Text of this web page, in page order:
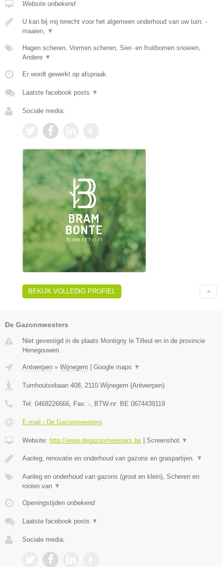
Website onbekend
U kan bij mij terecht voor het algemeen onderhoud van uw tuin: -
maaien, ▼
Hagen scheren, Vormen scheren, Sier- en fruitbomen snoeien,
Andere ▼
Er wordt gewerkt op afspraak.
Laatste facebook posts ▼
Sociale media:
BEKIJK VOLLEDIG PROFIEL
De Gazonmeesters
Niet gevestigd in de plaats Montigny le Tilleul en in de provincie
Henegouwen.
Antwerpen » Wijnegem Google maps ▼
Turnhoutsebaan 408, 2110 Wijnegem (Antwerpen)
Tel: 0468226666, Fax: -, BTW-nr: BE 0674439119
E-mail › De Gazonmeesters
Website: http://www.degazonmeesters.be Screenshot ▼
Aanleg, renovatie en onderhoud van gazons en graspartijen. ▼
Aanleg en onderhoud van gazons (groot en klein), Scheren en
rooien van ▼
Openingstijden onbekend
Laatste facebook posts ▼
Sociale media: